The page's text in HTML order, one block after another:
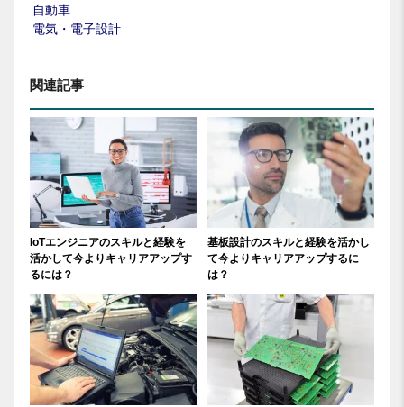
自動車
電気・電子設計
関連記事
IoTエンジニアのスキルと経験を
活かして今よりキャリアアップす
るには？
基板設計のスキルと経験を活かし
て今よりキャリアアップするに
は？